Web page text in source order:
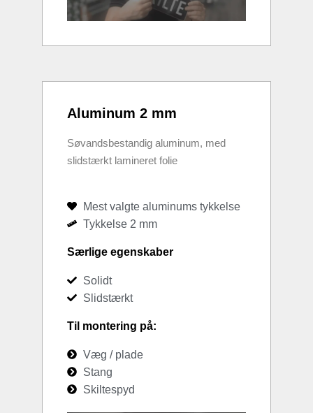
Aluminum 2 mm
Søvandsbestandig aluminum, med
slidstærkt lamineret folie
Mest valgte aluminums tykkelse
Tykkelse 2 mm
Særlige egenskaber
Solidt
Slidstærkt
Til montering på:
Væg / plade
Stang
Skiltespyd